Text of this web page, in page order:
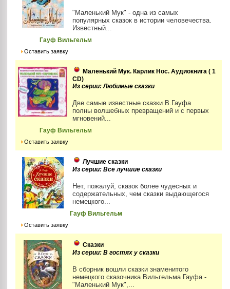
"Маленький Мук" - одна из самых
популярных сказок в истории человечества.
Известный...
Гауф Вильгельм
Оставить заявку
Маленький Мук. Карлик Нос. Аудиокнига ( 1
CD)
Из серии: Любимые сказки
Две самые известные сказки В.Гауфа
полны волшебных превращений и с первых
мгновений...
Гауф Вильгельм
Оставить заявку
Лучшие сказки
Из серии: Все лучшие сказки
Нет, пожалуй, сказок более чудесных и
содержательных, чем сказки выдающегося
немецкого...
Гауф Вильгельм
Оставить заявку
Сказки
Из серии: В гостях у сказки
В сборник вошли сказки знаменитого
немецкого сказочника Вильгельма Гауфа -
"Маленький Мук",...